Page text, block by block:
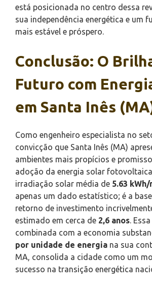
está posicionada no centro dessa
sua independência energética e um
mais estável e próspero.
Conclusão: O
Futuro com
em Santa Inês
Como engenheiro especialista no
convicção que Santa Inês (MA)
ambientes mais propícios e
adoção da energia solar
irradiação solar média de 5.63 kWh/
apenas um dado estatístico; é a
retorno de investimento
estimado em cerca de 2,6 anos .
combinada com a economia
por unidade de energia na sua
MA, consolida a cidade como um
sucesso na transição energética